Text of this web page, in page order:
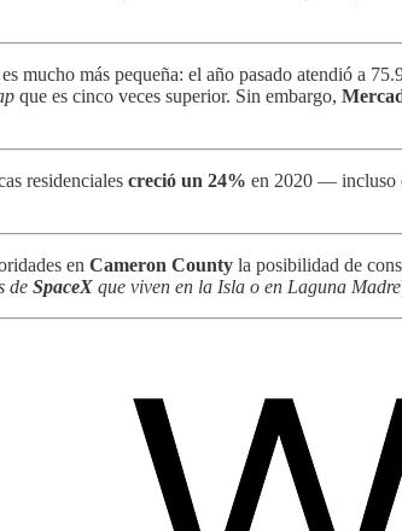
mucho más pequeña: el año pasado atendió a
que es cinco veces superior. Sin embargo,
residenciales creció un 24% en 2020 — incluso
en Cameron County la posibilidad de
de SpaceX que viven en la Isla o en Laguna Madre